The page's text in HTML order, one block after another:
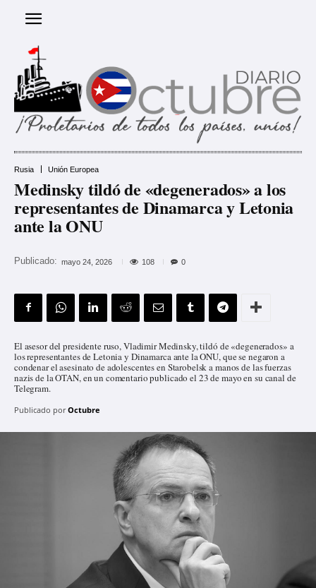
Rusia Unión Europea
Medinsky tildó de «degenerados» a los
representantes de Dinamarca y Letonia
ante la ONU
Publicado: mayo 24, 2026 108 0
El asesor del presidente ruso, Vladimir Medinsky, tildó de «degenerados» a
los representantes de Letonia y Dinamarca ante la ONU, que se negaron a
condenar el asesinato de adolescentes en Starobelsk a manos de las fuerzas
nazis de la OTAN, en un comentario publicado el 23 de mayo en su canal de
Telegram.
Publicado por Octubre